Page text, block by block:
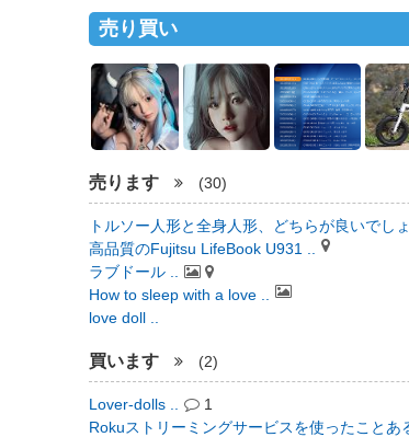
売り買い
売ります (30)
トルソー人形と全身人形、どちらが良いでしょ
高品質のFujitsu LifeBook U931 ..
ラブドール ..
How to sleep with a love ..
love doll ..
買います (2)
Lover-dolls .. 1
Rokuストリーミングサービスを使ったことあ